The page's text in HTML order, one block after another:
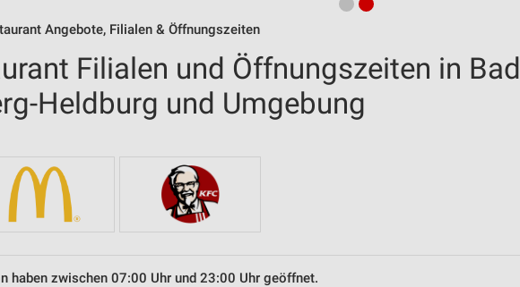
Angebote, Filialen & Öffnungszeiten
Filialen und Öffnungszeiten in Bad
Heldburg und Umgebung
haben zwischen 07:00 Uhr und 23:00 Uhr geöffnet.